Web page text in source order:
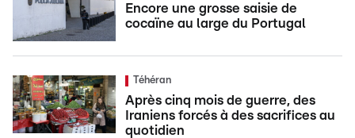
Encore une grosse saisie de
cocaïne au large du Portugal
Téhéran
Après cinq mois de guerre, des
Iraniens forcés à des sacrifices au
quotidien